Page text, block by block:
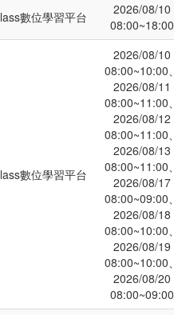
數位學習平台
2026/08/10
08:00~18:00
數位學習平台
2026/08/10
08:00~10:00、
2026/08/11
08:00~11:00、
2026/08/12
08:00~11:00、
2026/08/13
08:00~11:00、
2026/08/17
08:00~09:00、
2026/08/18
08:00~10:00、
2026/08/19
08:00~10:00、
2026/08/20
08:00~09:00